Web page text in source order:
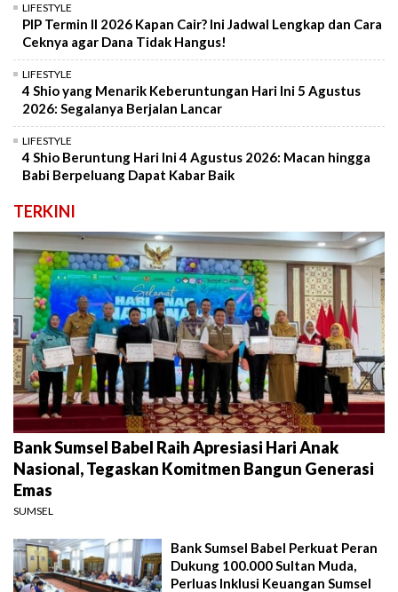
LIFESTYLE
PIP Termin II 2026 Kapan Cair? Ini Jadwal Lengkap dan Cara
Ceknya agar Dana Tidak Hangus!
LIFESTYLE
4 Shio yang Menarik Keberuntungan Hari Ini 5 Agustus
2026: Segalanya Berjalan Lancar
LIFESTYLE
4 Shio Beruntung Hari Ini 4 Agustus 2026: Macan hingga
Babi Berpeluang Dapat Kabar Baik
TERKINI
Bank Sumsel Babel Raih Apresiasi Hari Anak
Nasional, Tegaskan Komitmen Bangun Generasi
Emas
SUMSEL
Bank Sumsel Babel Perkuat Peran
Dukung 100.000 Sultan Muda,
Perluas Inklusi Keuangan Sumsel